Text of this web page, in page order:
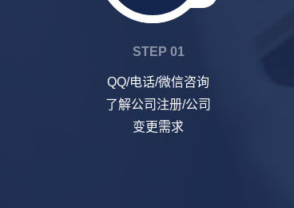
STEP 01
QQ/电话/微信咨询
了解公司注册/公司
变更需求